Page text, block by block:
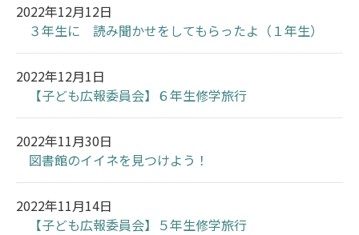
2022年12月12日
３年生に 読み聞かせをしてもらったよ（１年生）
2022年12月1日
【子ども広報委員会】６年生修学旅行
2022年11月30日
図書館のイイネを見つけよう！
2022年11月14日
【子ども広報委員会】５年生修学旅行